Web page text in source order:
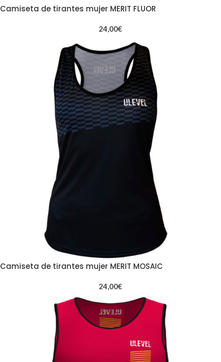
Camiseta de tirantes mujer MERIT FLUOR
24,00€
Camiseta de tirantes mujer MERIT MOSAIC
24,00€